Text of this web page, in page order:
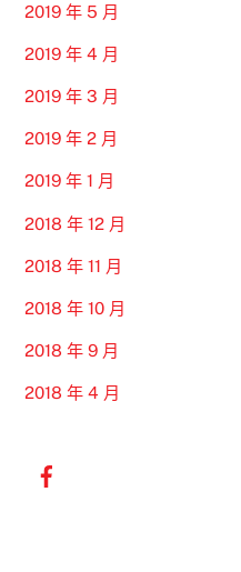
2019 年 5 月
2019 年 4 月
2019 年 3 月
2019 年 2 月
2019 年 1 月
2018 年 12 月
2018 年 11 月
2018 年 10 月
2018 年 9 月
2018 年 4 月